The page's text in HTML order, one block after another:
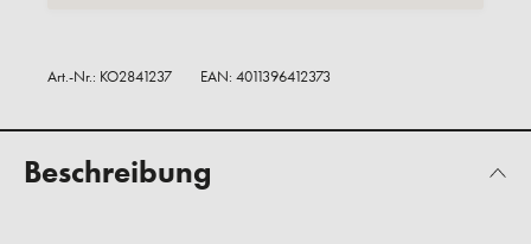
Art.-Nr.: KO2841237 EAN: 4011396412373
Beschreibung